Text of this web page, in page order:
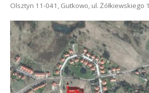
Olsztyn 11-041, Gutkowo, ul. Żółkiewskiego 1